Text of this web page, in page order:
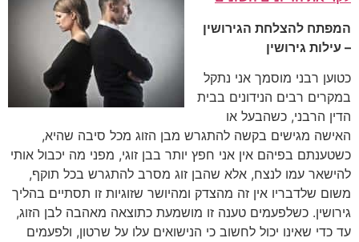
המפתח להצלחת הגירושין
– עילות גירושין
כטוען רבני מוסמך אני נתקל
במקרים רבים הנידונים בבית
הדין הרבני, כשהבעל או
האישה מגישים בקשה להתגרש מבן הזוג מכל סיבה שהיא,
כשטענתם בפיהם אין אני חפץ יותר בבן זוגי, מפני מה יכבול אותי
להישאר עמו לנצח, אלא שהבן זוג מסרב להתגרש בכל תוקף,
משום שלדבריו אין זה מהצדק ומהיושר שזוגיות זו תסתיים בהליך
גירושין. כשלפעמים טענה זו מושמעת כתוצאה מאהבה לבן הזוג,
עד כדי שאינו יכול לחשוב כי הנישואים עלו על שרטון, ולפעמים